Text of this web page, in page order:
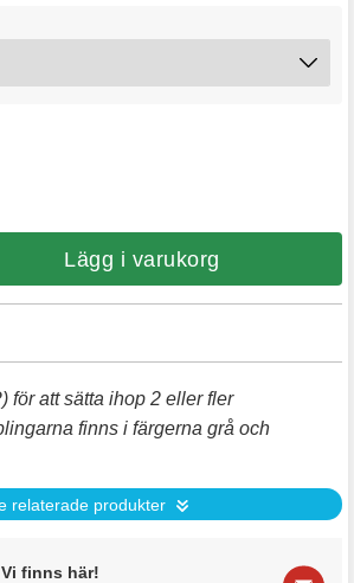
Lägg i varukorg
för att sätta ihop 2 eller fler
finns i färgerna grå och
relaterade produkter
finns här!